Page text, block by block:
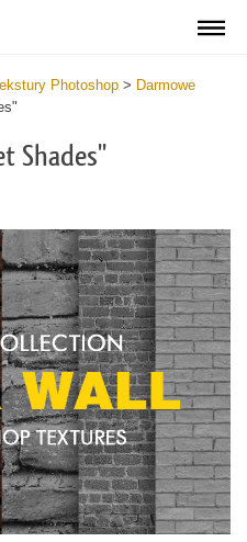
Photoshop > Darmowe
Shades"